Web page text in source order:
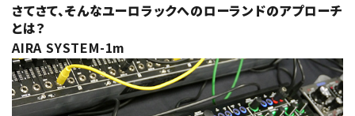
さてさて、そんなユーロラックへのローランドのアプローチ
とは？
AIRA SYSTEM-1m